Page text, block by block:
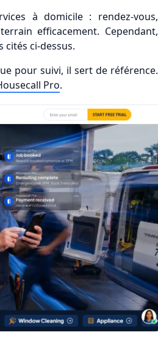
à domicile : rendez-vous,
efficacement. Cependant,
cités ci-dessus.
pour suivi, il sert de référence.
Pro.